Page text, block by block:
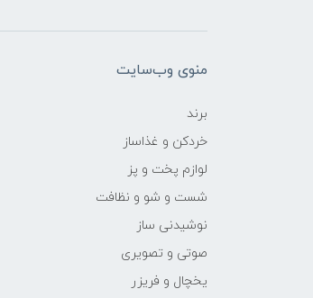
منوی وب‌سایت
برند
خردکن و غذاساز
لوازم پخت و پز
شست و شو و نظافت
نوشیدنی ساز
صوتی و تصویری
یخچال و فریزر